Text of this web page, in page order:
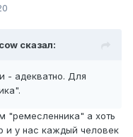
сказал:
- адекватно. Для
"ремесленника" а хоть
и у нас каждый человек